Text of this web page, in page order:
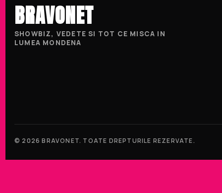
BRAVONET
SHOWBIZ, VEDETE SI TOT CE MISCA IN
LUMEA MONDENA
© 2026 BRAVONET. TOATE DREPTURILE REZERVATE.